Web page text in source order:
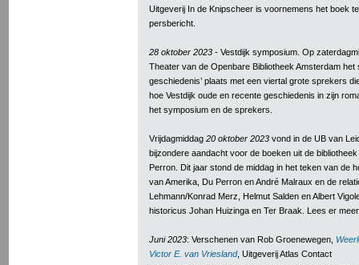
Uitgeverij In de Knipscheer is voornemens het boek
persbericht.
28 oktober 2023 - Vestdijk symposium. Op
Theater van de Openbare Bibliotheek Amsterdam het
geschiedenis’ plaats met een viertal grote sprekers
hoe Vestdijk oude en recente geschiedenis in zijn
het symposium en de sprekers.
Vrijdagmiddag 20 oktober 2023 vond in de UB van
bijzondere aandacht voor de boeken uit de
Perron. Dit jaar stond de middag in het teken van de
van Amerika, Du Perron en André Malraux en de
Lehmann/Konrad Merz, Helmut Salden en Albert
historicus Johan Huizinga en Ter Braak. Lees er
Juni 2023: Verschenen van Rob Groenewegen,
Victor E. van Vriesland, Uitgeverij Atlas Contact